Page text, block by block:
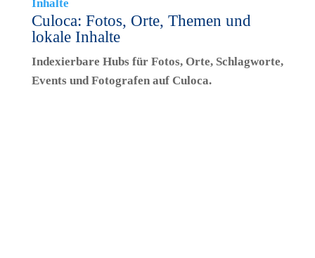
Culoca: Fotos, Orte, Themen und
lokale Inhalte
Indexierbare Hubs für Fotos, Orte, Schlagworte,
Events und Fotografen auf Culoca.